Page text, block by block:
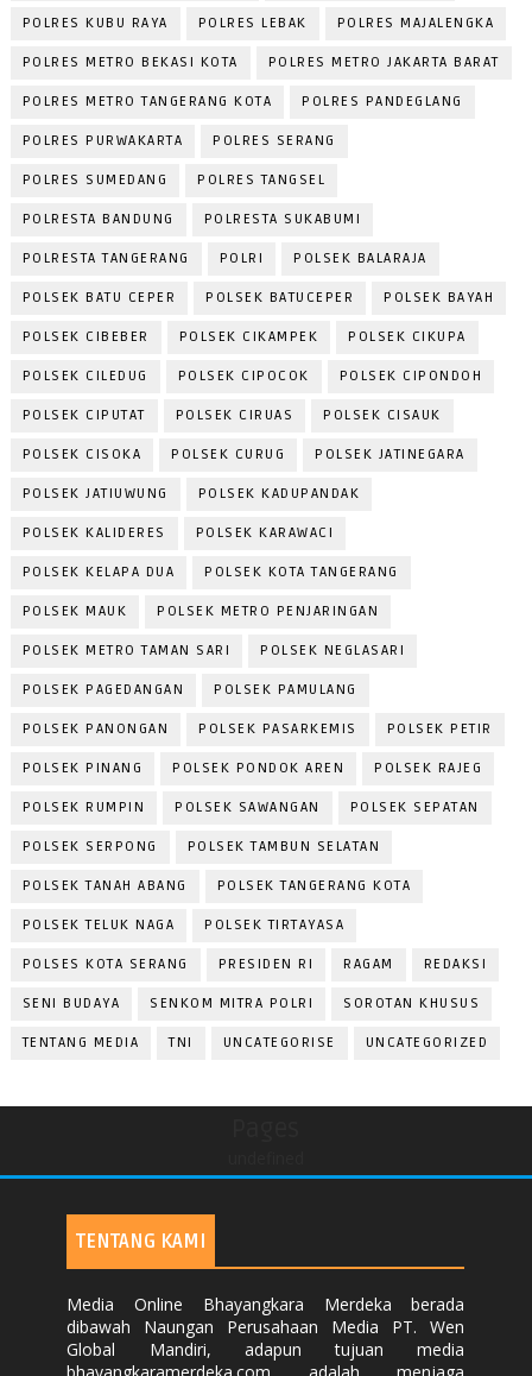
POLRES KUBU RAYA POLRES LEBAK POLRES MAJALENGKA
POLRES METRO BEKASI KOTA POLRES METRO JAKARTA BARAT
POLRES METRO TANGERANG KOTA POLRES PANDEGLANG
POLRES PURWAKARTA POLRES SERANG
POLRES SUMEDANG POLRES TANGSEL
POLRESTA BANDUNG POLRESTA SUKABUMI
POLRESTA TANGERANG POLRI POLSEK BALARAJA
POLSEK BATU CEPER POLSEK BATUCEPER POLSEK BAYAH
POLSEK CIBEBER POLSEK CIKAMPEK POLSEK CIKUPA
POLSEK CILEDUG POLSEK CIPOCOK POLSEK CIPONDOH
POLSEK CIPUTAT POLSEK CIRUAS POLSEK CISAUK
POLSEK CISOKA POLSEK CURUG POLSEK JATINEGARA
POLSEK JATIUWUNG POLSEK KADUPANDAK
POLSEK KALIDERES POLSEK KARAWACI
POLSEK KELAPA DUA POLSEK KOTA TANGERANG
POLSEK MAUK POLSEK METRO PENJARINGAN
POLSEK METRO TAMAN SARI POLSEK NEGLASARI
POLSEK PAGEDANGAN POLSEK PAMULANG
POLSEK PANONGAN POLSEK PASARKEMIS POLSEK PETIR
POLSEK PINANG POLSEK PONDOK AREN POLSEK RAJEG
POLSEK RUMPIN POLSEK SAWANGAN POLSEK SEPATAN
POLSEK SERPONG POLSEK TAMBUN SELATAN
POLSEK TANAH ABANG POLSEK TANGERANG KOTA
POLSEK TELUK NAGA POLSEK TIRTAYASA
POLSES KOTA SERANG PRESIDEN RI RAGAM REDAKSI
SENI BUDAYA SENKOM MITRA POLRI SOROTAN KHUSUS
TENTANG MEDIA TNI UNCATEGORISE UNCATEGORIZED
TENTANG KAMI
Media Online Bhayangkara Merdeka berada
dibawah Naungan Perusahaan Media PT. Wen
Global Mandiri, adapun tujuan media